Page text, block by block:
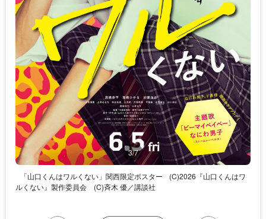
3/7
「山口くんはワルくない」関西限定ポスター
(C)2026『山口くんはワ
ルくない』製作委員会 (C)斉木 優／講談社